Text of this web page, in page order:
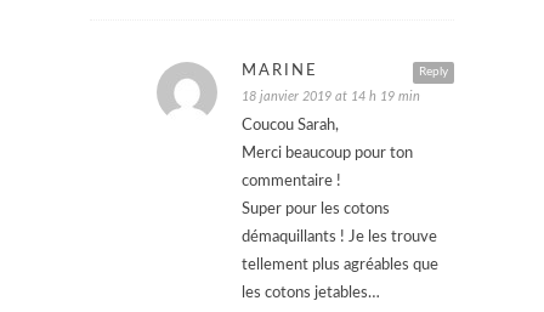
Reply
MARINE
18 janvier 2019 at 14 h 19 min
Coucou Sarah,
Merci beaucoup pour ton
commentaire !
Super pour les cotons
démaquillants ! Je les trouve
tellement plus agréables que
les cotons jetables…